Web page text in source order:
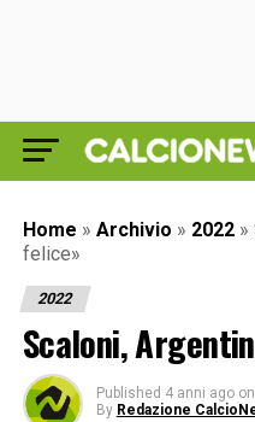
Home » Archivio » 2022 »
felice»
2022
Scaloni,
Published 4 anni ago on
By Redazione